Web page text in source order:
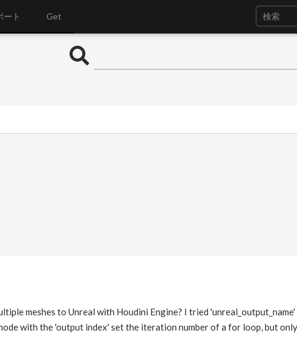
ート Get
meshes to Unreal with Houdini Engine? I tried
with the 'output index' set the iteration number of a for loop, but